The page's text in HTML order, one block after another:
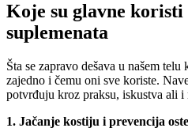
Koje su glavne
suplemenata
Šta se zapravo dešava u našem
zajedno i čemu oni sve koriste.
potvrđuju kroz praksu, iskustva ali i
1. Jačanje kostiju i prevencija